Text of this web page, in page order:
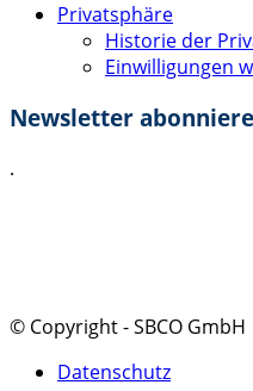
Privatsphäre
Historie der
Einwilligungen
Newsletter
.
© Copyright - SBCO GmbH
Datenschutz